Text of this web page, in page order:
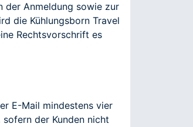
der Anmeldung sowie zur
die Kühlungsborn Travel
Rechtsvorschrift es
E-Mail mindestens vier
der Kunden nicht